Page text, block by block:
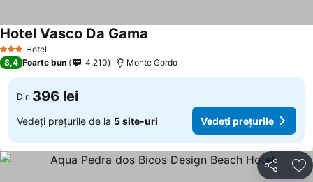
3 SteleHotel
Hotel Vasco Da Gama
8,4 Foarte bun 4.210 Monte Gordo
Din 396 lei
Vedeți prețurile de la 5 site-uri Vedeți prețurile
Distribuiți